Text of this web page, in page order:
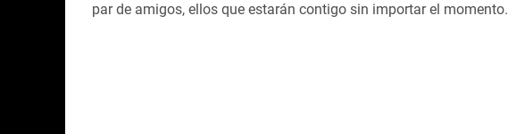
par de amigos, ellos que estarán contigo sin importar el momento.